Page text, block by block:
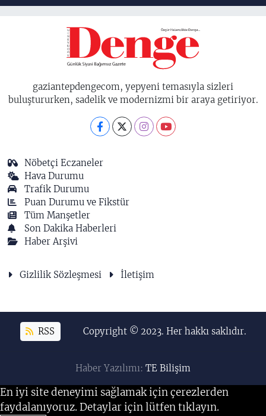
birisidir'
gaziantepdengecom, yepyeni temasıyla sizleri
buluştururken, sadelik ve modernizmi bir araya getiriyor.
Nöbetçi Eczaneler
Hava Durumu
Trafik Durumu
Puan Durumu ve Fikstür
Tüm Manşetler
Son Dakika Haberleri
Haber Arşivi
Gizlilik Sözleşmesi İletişim
RSS Copyright © 2023. Her hakkı saklıdır.
Haber Yazılımı: TE Bilişim
En iyi site deneyimi sağlamak için çerezlerden
faydalanıyoruz. Detaylar için lütfen tıklayın.